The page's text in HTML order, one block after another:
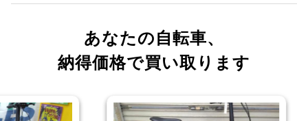
あなたの自転車、
納得価格で買い取ります